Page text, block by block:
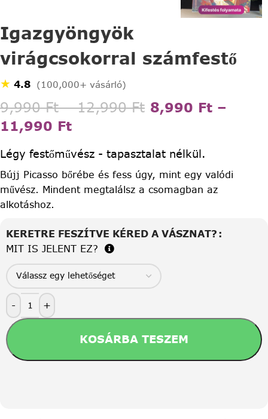
Igazgyöngyök
virágcsokorral számfestő
★ 4.8 (100,000+ vásárló)
9,990Ft – 12,990Ft 8,990 Ft –
11,990 Ft
Légy festőművész - tapasztalat nélkül.
Bújj Picasso bőrébe és fess úgy, mint egy valódi
művész. Mindent megtalálsz a csomagban az
alkotáshoz.
KERETRE FESZÍTVE KÉRED A VÁSZNAT?
MIT IS JELENT EZ?
- +
KOSÁRBA TESZEM